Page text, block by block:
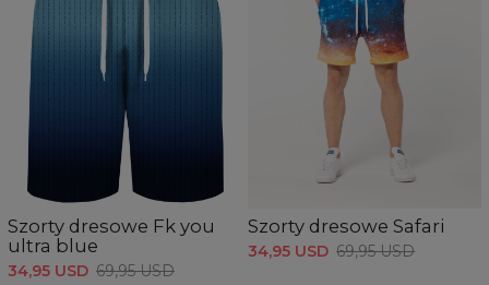
Szorty dresowe Fk you
ultra blue
34,95 USD 69,95 USD
Szorty dresowe Safari
34,95 USD 69,95 USD